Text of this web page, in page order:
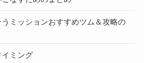
ミッションおすすめツム＆攻略の
イミング